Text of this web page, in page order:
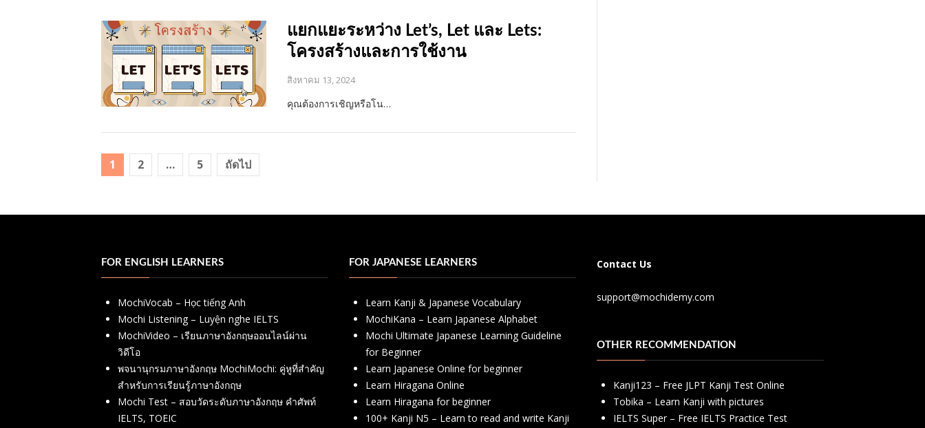
แยกแยะระหว่าง Let’s, Let และ Lets:
โครงสร้างและการใช้งาน
สิงหาคม 13, 2024
คุณต้องการเชิญหรือโน…
Posts
1 2 … 5 ถัดไป
FOR ENGLISH LEARNERS
MochiVocab – Học tiếng Anh
Mochi Listening – Luyện nghe IELTS
MochiVideo – เรียนภาษาอังกฤษออนไลน์ผ่าน
วิดีโอ
พจนานุกรมภาษาอังกฤษ MochiMochi: คู่หูที่สำคัญ
สำหรับการเรียนรู้ภาษาอังกฤษ
Mochi Test – สอบวัดระดับภาษาอังกฤษ คำศัพท์
IELTS, TOEIC
FOR JAPANESE LEARNERS
Learn Kanji & Japanese Vocabulary
MochiKana – Learn Japanese Alphabet
Mochi Ultimate Japanese Learning Guideline
for Beginner
Learn Japanese Online for beginner
Learn Hiragana Online
Learn Hiragana for beginner
100+ Kanji N5 – Learn to read and write Kanji
Contact Us
support@mochidemy.com
OTHER RECOMMENDATION
Kanji123 – Free JLPT Kanji Test Online
Tobika – Learn Kanji with pictures
IELTS Super – Free IELTS Practice Test